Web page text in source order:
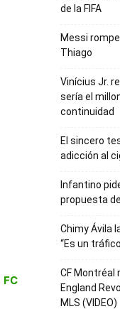
FC
de la FIFA
Messi
Thiago
Vinícius Jr.
sería el
continuidad
El sincero
adicción al
Infantino
propuesta
Chimy Ávila
“Es un
CF Montréal
England
MLS (VIDEO)